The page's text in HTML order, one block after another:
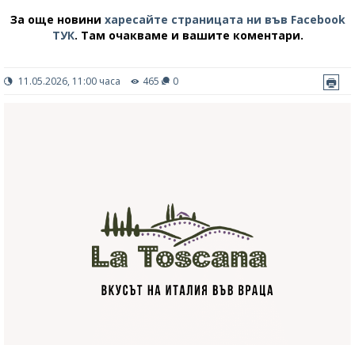
За още новини харесайте страницата ни във Facebook
ТУК. Там очакваме и вашите коментари.
11.05.2026, 11:00 часа 465 0